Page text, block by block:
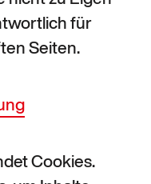
für
Seiten.
Cookies.